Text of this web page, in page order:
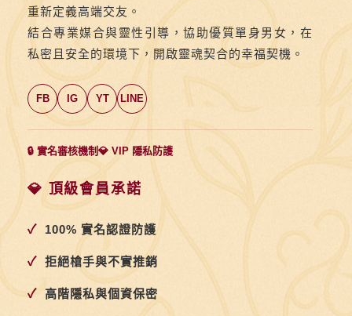
重新定義高端交友。
結合專業媒合與靈性引導，協助優質單身男女，在
私密且安全的環境下，開啟靈魂契合的幸福契機。
FB IG YT LINE
🔒 實名審核機制💎 VIP 隱私防護
💎 頂級會員承諾
✓ 100% 實名認證防護
✓ 拒絕槍手與不實推銷
✓ 高階隱私與個資保密